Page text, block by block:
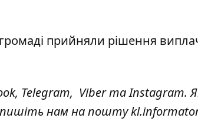
прийняли рішення
, Telegram, ViberтаInstagram.
пишіть нам на пошту